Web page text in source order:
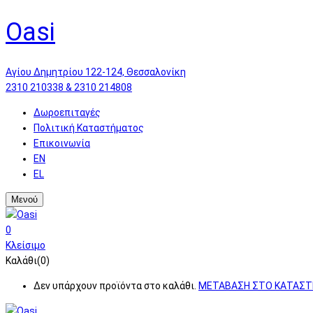
Oasi
Αγίου Δημητρίου 122-124, Θεσσαλονίκη
2310 210338 & 2310 214808
Δωροεπιταγές
Πολιτική Καταστήματος
Επικοινωνία
EN
EL
Μενού
0
Κλείσιμο
Καλάθι(0)
Δεν υπάρχουν προϊόντα στο καλάθι. ΜΕΤΑΒΑΣΗ ΣΤΟ